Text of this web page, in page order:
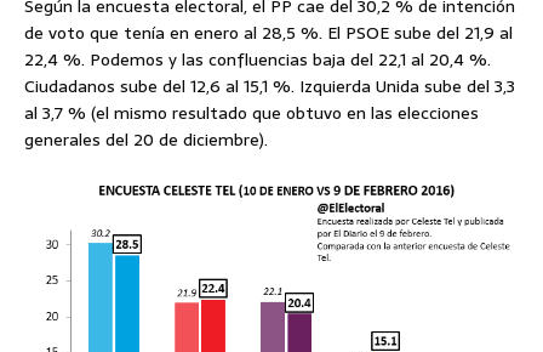
Según la encuesta electoral, el PP cae del 30,2 % de intención
de voto que tenía en enero al 28,5 %. El PSOE sube del 21,9 al
22,4 %. Podemos y las confluencias baja del 22,1 al 20,4 %.
Ciudadanos sube del 12,6 al 15,1 %. Izquierda Unida sube del 3,3
al 3,7 % (el mismo resultado que obtuvo en las elecciones
generales del 20 de diciembre).